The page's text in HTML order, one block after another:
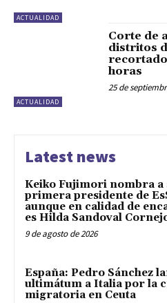
ACTUALIDAD
ACTUALIDAD
Corte de
distritos
horas
25 de
Latest news
Keiko Fujimori nombra a
primera presidente de
aunque en calidad de
es Hilda Sandoval
9 de agosto de 2026
España: Pedro Sánchez
ultimátum a Italia por la
migratoria en Ceuta